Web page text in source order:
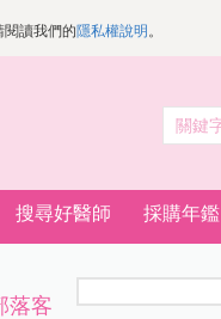
讀我們的隱私權說明 。
搜尋好醫師 採購年鑑
落客